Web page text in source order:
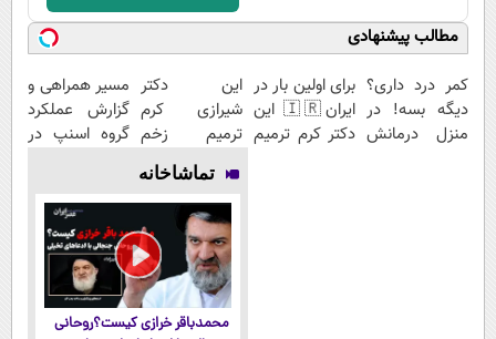
مطالب پیشنهادی
کمر درد داری؟
دیگه بسه! در
منزل درمانش
برای اولین بار در
ایران🇮🇷 این
دکتر کرم ترمیم
این دکتر
شیرازی کرم
ترمیم زخم
ایرانی را
ساخت!!!
مسیر همراهی و
گزارش عملکرد
گروه اسنپ در
تماشاخانه
محمدباقر خرازی کیست؟روحانی